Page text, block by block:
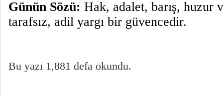
Günün Sözü: Hak, adalet, barış, huzur
tarafsız, adil yargı bir güvencedir.
Bu yazı 1,881 defa okundu.